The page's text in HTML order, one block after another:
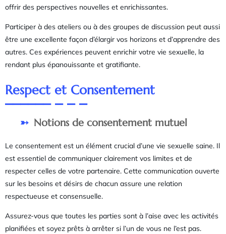
offrir des perspectives nouvelles et enrichissantes.
Participer à des ateliers ou à des groupes de discussion peut aussi
être une excellente façon d’élargir vos horizons et d’apprendre des
autres. Ces expériences peuvent enrichir votre vie sexuelle, la
rendant plus épanouissante et gratifiante.
Respect et Consentement
Notions de consentement mutuel
Le consentement est un élément crucial d’une vie sexuelle saine. Il
est essentiel de communiquer clairement vos limites et de
respecter celles de votre partenaire. Cette communication ouverte
sur les besoins et désirs de chacun assure une relation
respectueuse et consensuelle.
Assurez-vous que toutes les parties sont à l’aise avec les activités
planifiées et soyez prêts à arrêter si l’un de vous ne l’est pas.